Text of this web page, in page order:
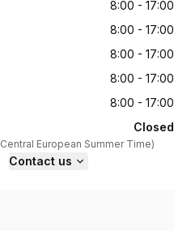
8:00 - 17:00
8:00 - 17:00
8:00 - 17:00
8:00 - 17:00
8:00 - 17:00
Closed
Central European Summer Time)
Contact us